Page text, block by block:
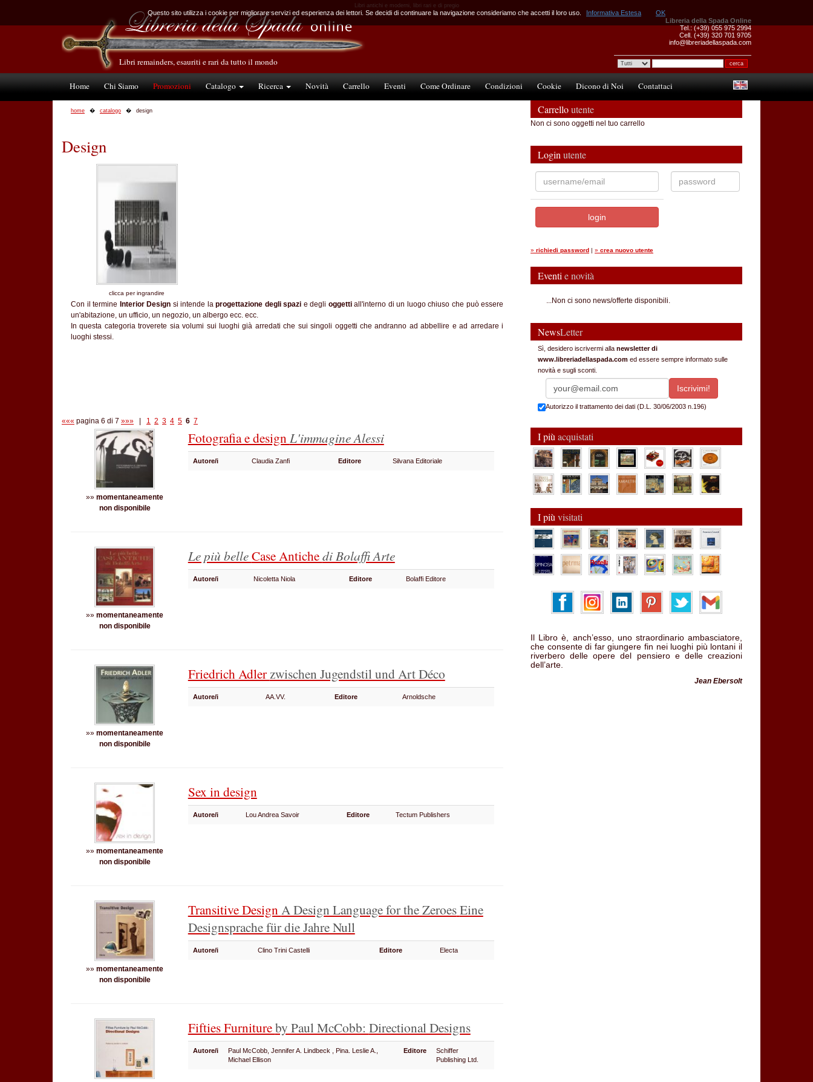
Libri antichi e moderni, libri rari e di pregio
Libreria della Spada Online
Tel.: (+39) 055 975 2994
Cell. (+39) 320 701 9705
info@libreriadellaspada.com
Libri remainders, esauriti e rari da tutto il mondo
Home Chi Siamo Promozioni Catalogo Ricerca Novità Carrello Eventi Come Ordinare Condizioni Cookie Dicono di Noi Contattaci
home catalogo design
Design
clicca per ingrandire
Con il termine Interior Design si intende laprogettazione degli spazi e degli oggettiall'interno di un luogo chiuso che può essere
un'abitazione, un ufficio, un negozio, un albergo ecc. ecc.
In questa categoria troverete sia volumi sui luoghi già arredati che sui singoli oggetti che andranno ad abbellire e ad arredare i
luoghi stessi.
««« pagina 6 di 7 »»» 1 2 3 4 5 6 7
»»momentaneamente
non disponibile
Fotografia e designL'immagine Alessi
Autore/i Claudia Zanfi Editore Silvana Editoriale
»»momentaneamente
non disponibile
Le più belleCase Antichedi Bolaffi Arte
Autore/i Nicoletta Niola Editore Bolaffi Editore
»»momentaneamente
non disponibile
Friedrich Adlerzwischen Jugendstil und Art Déco
Autore/i AA.VV. Editore Arnoldsche
»»momentaneamente
non disponibile
Sex in design
Autore/i Lou Andrea Savoir Editore Tectum Publishers
»»momentaneamente
non disponibile
Transitive DesignA Design Language for the ZeroesEine
Designsprache für die Jahre Null
Autore/i Clino Trini Castelli Editore Electa
Fifties Furnitureby Paul McCobb: Directional Designs
Autore/i
Paul McCobb, Jennifer A. Lindbeck , Pina. Leslie A.,
Michael Ellison
Editore
Schiffer
Publishing Ltd.
Carrelloutente
Non ci sono oggetti nel tuo carrello
Login utente
» richiedi password | » crea nuovo utente
Eventi e novità
...Non ci sono news/offerte disponibili.
NewsLetter
Sì, desidero iscrivermi alla newsletter di
www.libreriadellaspada.com ed essere sempre informato sulle
novità e sugli sconti.
Autorizzo il trattamento dei dati (D.L. 30/06/2003 n.196)
I più acquistati
I più visitati
Il Libro è, anch’esso, uno straordinario ambasciatore,
che consente di far giungere fin nei luoghi più lontani il
riverbero delle opere del pensiero e delle creazioni
dell’arte.
Jean Ebersolt
Questo sito utilizza i cookie per migliorare servizi ed esperienza dei lettori. Se decidi di continuare la navigazione consideriamo che accetti il loro uso. Informativa Estesa OK